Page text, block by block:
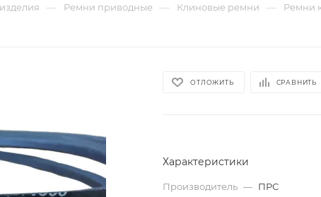
— Ремни приводные — Клиновые ремни — Ремни
ОТЛОЖИТЬ СРАВНИТЬ
Характеристики
Производитель — ПРС